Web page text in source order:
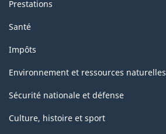
Prestations
Santé
Impôts
Environnement et ressources naturelles
Sécurité nationale et défense
Culture, histoire et sport